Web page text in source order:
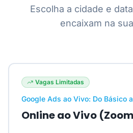
Escolha a cidade e
encaixam na
Vagas Limitadas
Google Ads ao Vivo: Do Básico
Online ao Vivo